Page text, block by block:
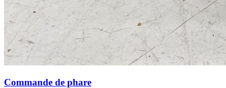
Commande de phare